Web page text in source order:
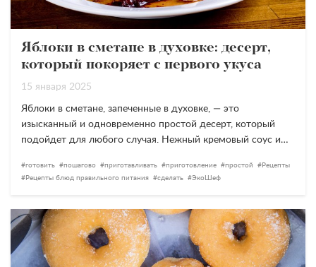
Яблоки в сметане в духовке: десерт,
который покоряет с первого укуса
15 января 2025
Яблоки в сметане, запеченные в духовке, — это
изысканный и одновременно простой десерт, который
подойдет для любого случая. Нежный кремовый соус и…
готовить пошагово приготавливать приготовление простой
Рецепты
Рецепты блюд правильного питания
сделать ЭкоШеф